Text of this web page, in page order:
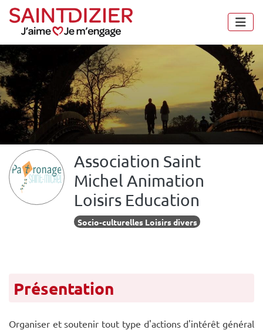
Association Saint
Michel Animation
Loisirs Education
Socio-culturelles Loisirs divers
Présentation
Organiser et soutenir tout type d'actions d'intérêt général
Panneau de gestion des cookies